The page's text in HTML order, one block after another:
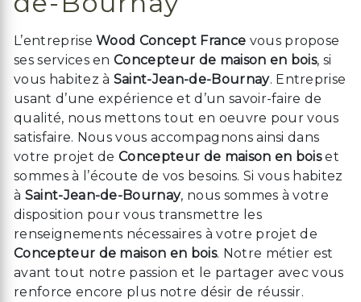
L’entrepriseWood Concept France vous propose
ses services enConcepteur de maison en bois, si
vous habitez à Saint-Jean-de-Bournay. Entreprise
usant d’une expérience et d’un savoir-faire de
qualité, nous mettons tout en oeuvre pour vous
satisfaire. Nous vous accompagnons ainsi dans
votre projet deConcepteur de maison en boiset
sommes à l’écoute de vos besoins. Si vous habitez
à Saint-Jean-de-Bournay, nous sommes à votre
disposition pour vous transmettre les
renseignements nécessaires à votre projet de
Concepteur de maison en bois. Notre métier est
avant tout notre passion et le partager avec vous
renforce encore plus notre désir de réussir.